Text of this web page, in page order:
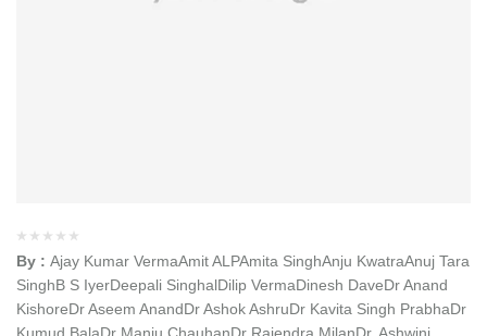
By : Ajay Kumar VermaAmit ALPAmita SinghAnju KwatraAnuj Tara
SinghB S IyerDeepali SinghalDilip VermaDinesh DaveDr Anand
KishoreDr Aseem AnandDr Ashok AshruDr Kavita Singh PrabhaDr